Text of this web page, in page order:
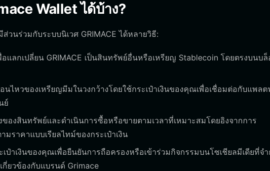
Wallet ได้บ้าง?
นร่วมกับระบบนิเวศ GRIMACE ได้หลายวิธี:
แลกเปลี่ยน GRIMACE เป็นสินทรัพย์อื่นหรือเหรียญ Stablecoin โดยตรงบนบล็
อนไหวของเหรียญมีมในวงกว้างโดยใช้กระเป๋าเงินของคุณเพื่อเชื่อมต่อกับแพล
ย์
องสินทรัพย์และดำเนินการซื้อหรือขายตามเวลาที่เหมาะสมโดยอิงจากการ
ราคาแบบเรียลไทม์ของกระเป๋าเงิน
เป๋าเงินของคุณเพื่อยืนยันการถือครองหรือเข้าร่วมกิจกรรมบนโซเชียลมีเดียที่จ
ยวข้องกับแบรนด์ Grimace